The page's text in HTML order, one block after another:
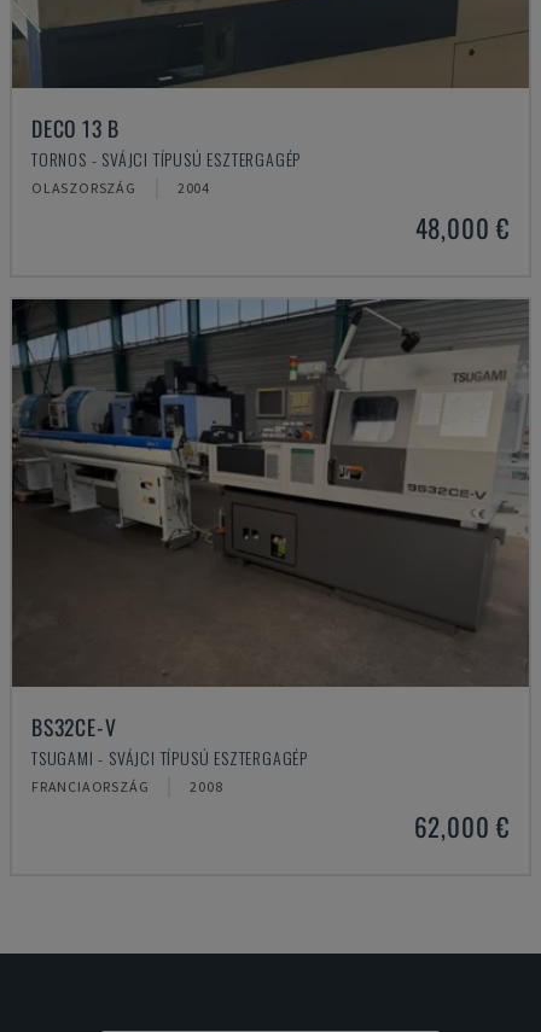
DECO 13 B
TORNOS - SVÁJCI TÍPUSÚ ESZTERGAGÉP
OLASZORSZÁG 2004
48,000 €
BS32CE-V
TSUGAMI - SVÁJCI TÍPUSÚ ESZTERGAGÉP
FRANCIAORSZÁG 2008
62,000 €